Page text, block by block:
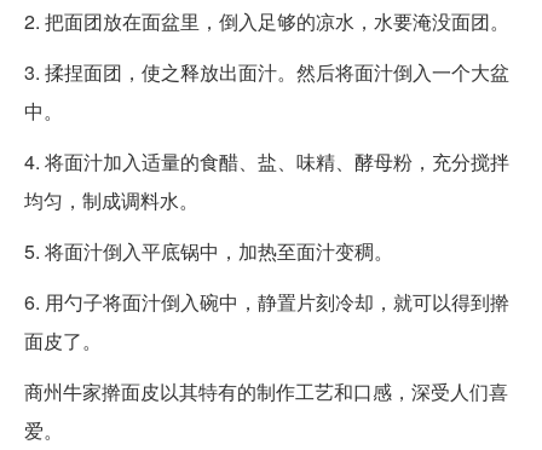
2. 把面团放在面盆里，倒入足够的凉水，水要淹没面团。
3. 揉捏面团，使之释放出面汁。然后将面汁倒入一个大盆
中。
4. 将面汁加入适量的食醋、盐、味精、酵母粉，充分搅拌
均匀，制成调料水。
5. 将面汁倒入平底锅中，加热至面汁变稠。
6. 用勺子将面汁倒入碗中，静置片刻冷却，就可以得到擀
面皮了。
商州牛家擀面皮以其特有的制作工艺和口感，深受人们喜
爱。